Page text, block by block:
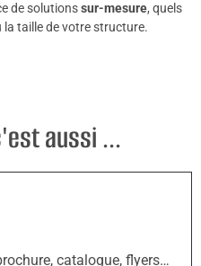
de solutionssur-mesure, quels
taille de votre structure.
aussi ...
catalogue, flyers…